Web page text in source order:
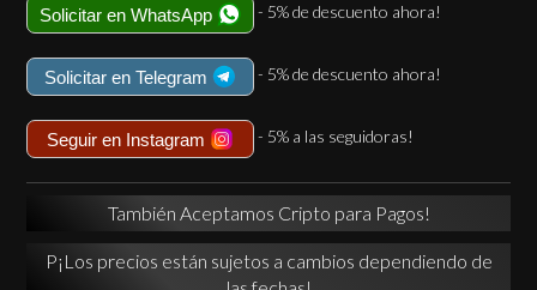
Solicitar en WhatsApp - 5% de descuento ahora!
Solicitar en Telegram - 5% de descuento ahora!
Seguir en Instagram - 5% a las seguidoras!
También Aceptamos Cripto para Pagos!
P¡Los precios están sujetos a cambios dependiendo de